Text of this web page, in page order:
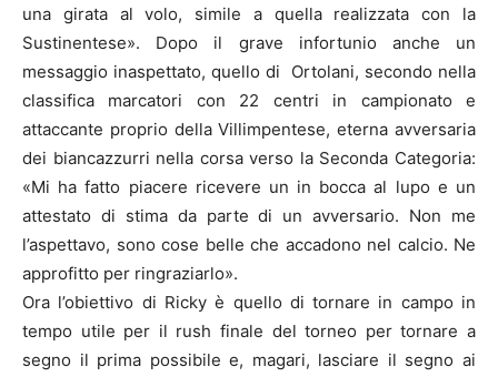
una girata al volo, simile a quella realizzata con la
Sustinentese». Dopo il grave infortunio anche un
messaggio inaspettato, quello di Ortolani, secondo nella
classifica marcatori con 22 centri in campionato e
attaccante proprio della Villimpentese, eterna avversaria
dei biancazzurri nella corsa verso la Seconda Categoria:
«Mi ha fatto piacere ricevere un in bocca al lupo e un
attestato di stima da parte di un avversario. Non me
l’aspettavo, sono cose belle che accadono nel calcio. Ne
approfitto per ringraziarlo».
Ora l’obiettivo di Ricky è quello di tornare in campo in
tempo utile per il rush finale del torneo per tornare a
segno il prima possibile e, magari, lasciare il segno ai